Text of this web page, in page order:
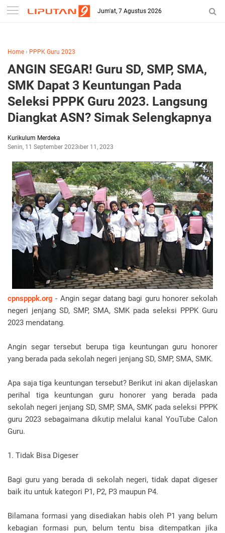
-->
Jum'at, 7 Agustus 2026
Home › PPPK Guru 2023
ANGIN SEGAR! Guru SD, SMP, SMA,
SMK Dapat 3 Keuntungan Pada
Seleksi PPPK Guru 2023. Langsung
Diangkat ASN? Simak Selengkapnya
Kurikulum Merdeka
Senin, 11 September 2023September 11, 2023
cpnspppk.org - Angin segar datang bagi guru honorer sekolah
negeri jenjang SD, SMP, SMA, SMK pada seleksi PPPK Guru
2023 mendatang.
Angin segar tersebut berupa tiga keuntungan guru honorer
yang berada pada sekolah negeri jenjang SD, SMP, SMA, SMK.
Apa saja tiga keuntungan tersebut? Berikut ini akan dijelaskan
perihal tiga keuntungan guru honorer yang berada pada
sekolah negeri jenjang SD, SMP, SMA, SMK pada seleksi PPPK
guru 2023 sebagaimana dikutip melalui kanal YouTube Calon
Guru.
1. Tidak Bisa Digeser
Bagi guru yang berada di sekolah negeri, tidak dapat digeser
baik itu untuk kategori P1, P2, P3 maupun P4.
Bilamana formasi yang disediakan habis oleh P1 yang belum
kebagian formasi pun, belum tentu bisa ditempatkan jika